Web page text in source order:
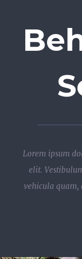
Lorem ipsum
elit.
vehicula quam,